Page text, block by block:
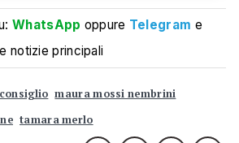
WhatsApp oppure Telegram e
notizie principali
maura mossi nembrini
tamara merlo